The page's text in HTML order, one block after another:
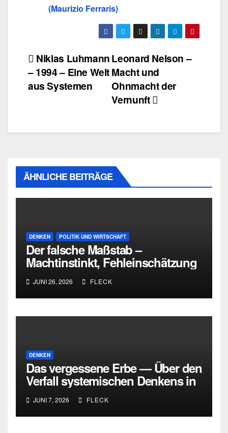
(Maurizio Ferraris)
Beitragsnavigation
Leonard Nelson –
Macht und
Ohnmacht der
Vernunft
Niklas Luhmann
– 1994 – Eine Welt
aus Systemen
ÄHNLICHE BEITRÄGE
DENKEN POLITIK UND WIRTSCHAFT
Der falsche Maßstab –
Machtinstinkt, Fehleinschätzung
und die Grenzen intellektueller
Urteilskraft
JUNI 26, 2026 FLECK
DENKEN
Das vergessene Erbe — Über den
Verfall systemischen Denkens in
Deutschland
JUNI 7, 2026 FLECK